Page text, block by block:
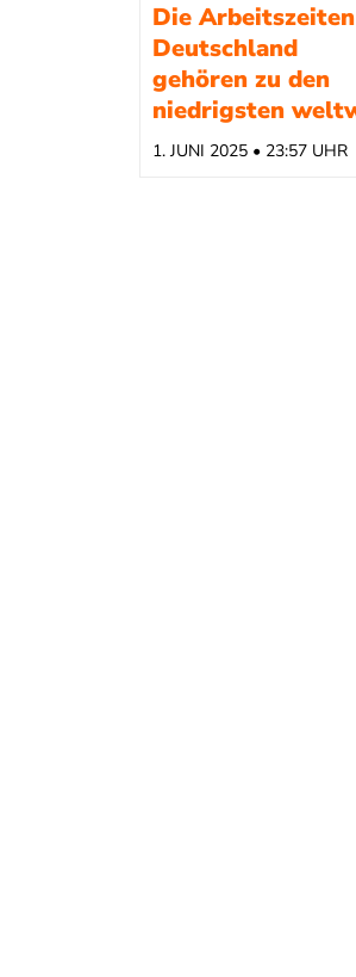
Die
Deutschland
gehören zu den
niedrigsten
1. JUNI 2025 • 23:57 UHR